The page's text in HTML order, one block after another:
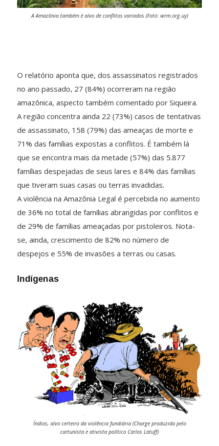
A Amazônia também é alvo de conflitos variados (Foto: wrm.org.uy)
O relatório aponta que, dos assassinatos registrados
no ano passado, 27 (84%) ocorreram na região
amazônica, aspecto também comentado por Siqueira.
A região concentra ainda 22 (73%) casos de tentativas
de assassinato, 158 (79%) das ameaças de morte e
71% das famílias expostas a conflitos. É também lá
que se encontra mais da metade (57%) das 5.877
famílias despejadas de seus lares e 84% das famílias
que tiveram suas casas ou terras invadidas.
A violência na Amazônia Legal é percebida no aumento
de 36% no total de famílias abrangidas por conflitos e
de 29% de famílias ameaçadas por pistoleiros. Nota-
se, ainda, crescimento de 82% no número de
despejos e 55% de invasões a terras ou casas.
Indígenas
Índios, alvo certeiro da violência fundiária (Charge produzida pelo
cartunista e ativista político Carlos Latuff)